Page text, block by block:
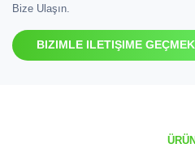
Bize Ulaşın.
BIZIMLE ILETIŞIME
ÜRÜN